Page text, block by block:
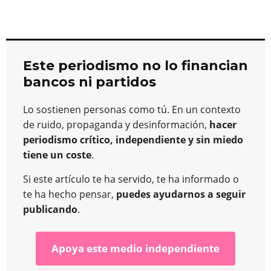
Este periodismo no lo financian
bancos ni partidos
Lo sostienen personas como tú. En un contexto
de ruido, propaganda y desinformación, hacer
periodismo crítico, independiente y sin miedo
tiene un coste.
Si este artículo te ha servido, te ha informado o
te ha hecho pensar, puedes ayudarnos a seguir
publicando.
Apoya este medio independiente